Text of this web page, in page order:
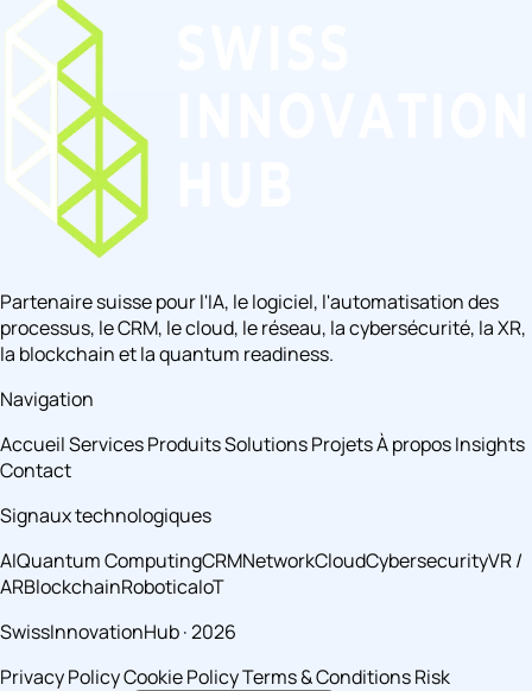
Partenaire suisse pour l'IA, le logiciel, l'automatisation des
processus, le CRM, le cloud, le réseau, la cybersécurité, la XR,
la blockchain et la quantum readiness.
Navigation
AccueilServicesProduitsSolutionsProjetsÀ proposInsights
Contact
Signaux technologiques
AIQuantum ComputingCRMNetworkCloudCybersecurityVR /
ARBlockchainRoboticaIoT
SwissInnovationHub · 2026
Privacy PolicyCookie PolicyTerms & ConditionsRisk